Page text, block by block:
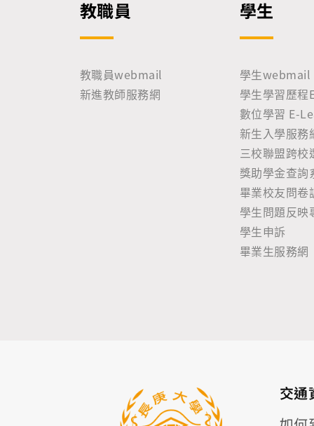
教職員
教職員webmail
新進教師服務網
學生
學生webmail
學生學習歷
數位學習 E-
新生入學服務
三校聯盟跨校
獎助學金查詢
畢業校友問卷
學生問題反映
學生申訴
畢業生服務網
交通